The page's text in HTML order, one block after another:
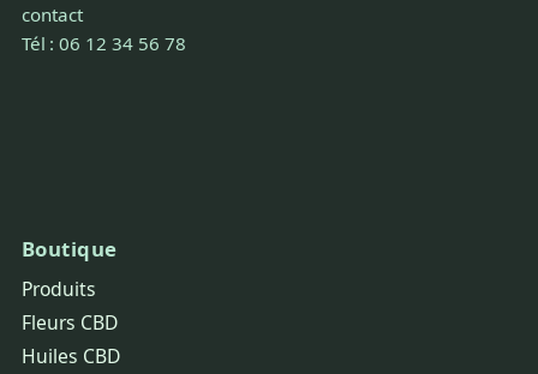
contact
Tél : 06 12 34 56 78
Boutique
Produits
Fleurs CBD
Huiles CBD